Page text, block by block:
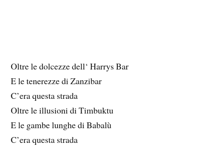
Oltre le dolcezze dell‘ Harrys Bar
E le tenerezze di Zanzibar
C’era questa strada
Oltre le illusioni di Timbuktu
E le gambe lunghe di Babalù
C’era questa strada